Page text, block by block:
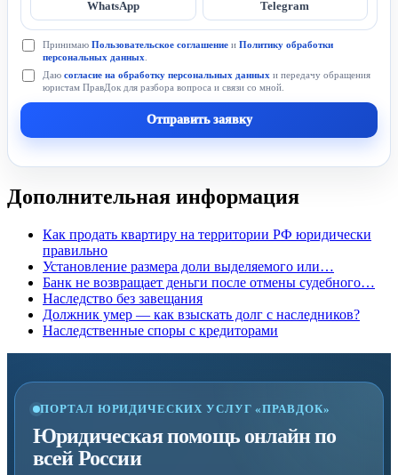
WhatsApp Telegram
Принимаю Пользовательское соглашение и Политику обработки
персональных данных.
Даю согласие на обработку персональных данных и передачу обращения
юристам ПравДок для разбора вопроса и связи со мной.
Отправить заявку
Дополнительная информация
Как продать квартиру на территории РФ юридически
правильно
Установление размера доли выделяемого или…
Банк не возвращает деньги после отмены судебного…
Наследство без завещания
Должник умер — как взыскать долг с наследников?
Наследственные споры с кредиторами
ПОРТАЛ ЮРИДИЧЕСКИХ УСЛУГ «ПРАВДОК»
Юридическая помощь онлайн по
всей России